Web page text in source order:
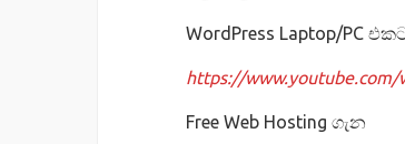
WordPress Laptop/PC
https://www.youtube.com/
Free Web Hosting ගැන